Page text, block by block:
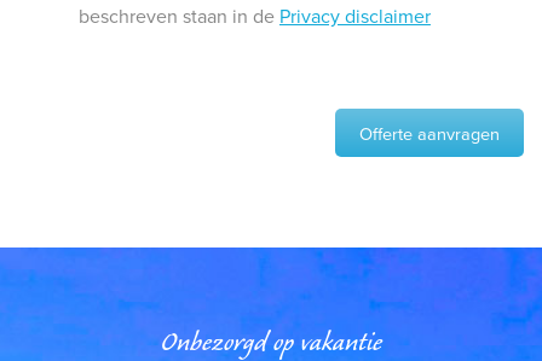
beschreven staan in de Privacy disclaimer
Offerte aanvragen
Onbezorgd op vakantie